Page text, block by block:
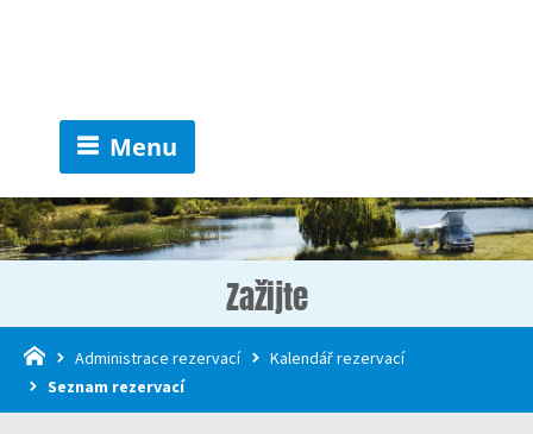
Menu
Zažijte
Administrace rezervací
Kalendář rezervací
Seznam rezervací